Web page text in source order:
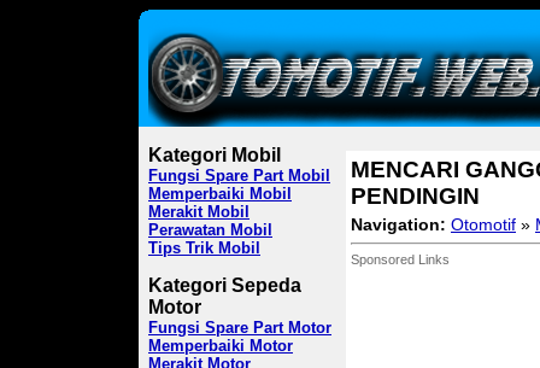
Kategori Mobil
Fungsi Spare Part Mobil
Memperbaiki Mobil
Merakit Mobil
Perawatan Mobil
Tips Trik Mobil
Kategori Sepeda
Motor
Fungsi Spare Part Motor
Memperbaiki Motor
Merakit Motor
MENCARI
PENDINGIN
Navigation: Otomotif »
Sponsored Links